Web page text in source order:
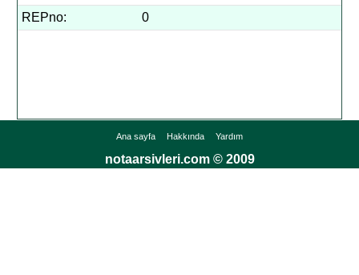
REPno:
0
Ana sayfa Hakkında Yardım
notaarsivleri.com © 2009